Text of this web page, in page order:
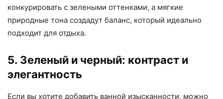
конкурировать с зелеными оттенками, а мягкие
природные тона создадут баланс, который идеально
подходит для отдыха.
5. Зеленый и черный: контраст и
элегантность
Если вы хотите добавить ванной изысканности, можно